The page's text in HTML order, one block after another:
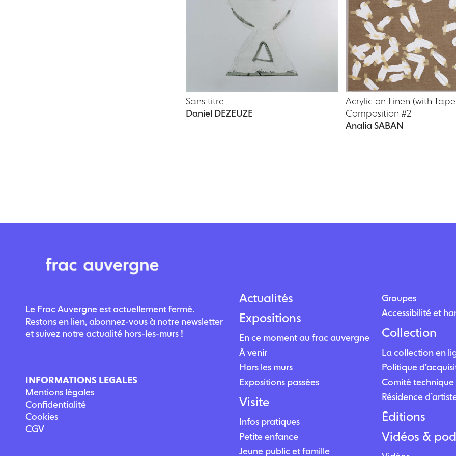
Sans titre
Daniel DEZEUZE
Acrylic on Linen (with
Composition #2
Analia SABAN
Le Frac Auvergne est actuellement fermé.
Restons en lien, abonnez-vous à notre newsletter
et suivez notre actualité hors-les-murs !
INFORMATIONS LÉGALES
Mentions légales
Confidentialité
Cookies
CGV
Actualités
Expositions
En ce moment au frac auvergne
À venir
Hors les murs
Expositions passées
Visite
Infos pratiques
Petite enfance
Jeune public et famille
Groupes
Accessibilité et
Collection
La collection en
Politique
Comité technique
Résidence
Éditions
Vidéos &